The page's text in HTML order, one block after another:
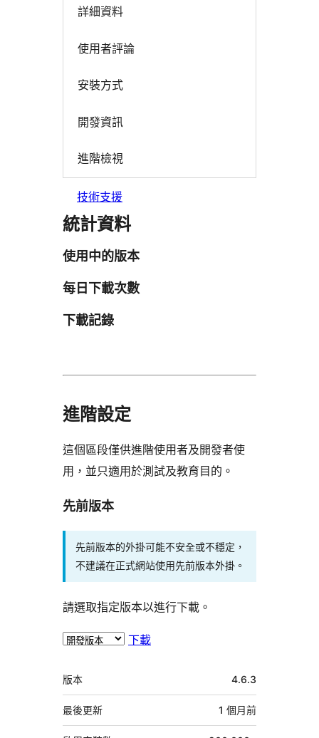
詳細資料
使用者評論
安裝方式
開發資訊
進階檢視
技術支援
統計資料
使用中的版本
每日下載次數
下載記錄
進階設定
這個區段僅供進階使用者及開發者使
用，並只適用於測試及教育目的。
先前版本
先前版本的外掛可能不安全或不穩定，
不建議在正式網站使用先前版本外掛。
請選取指定版本以進行下載。
下載
中
繼
資
料
版本 4.6.3
最後更新 1 個月前